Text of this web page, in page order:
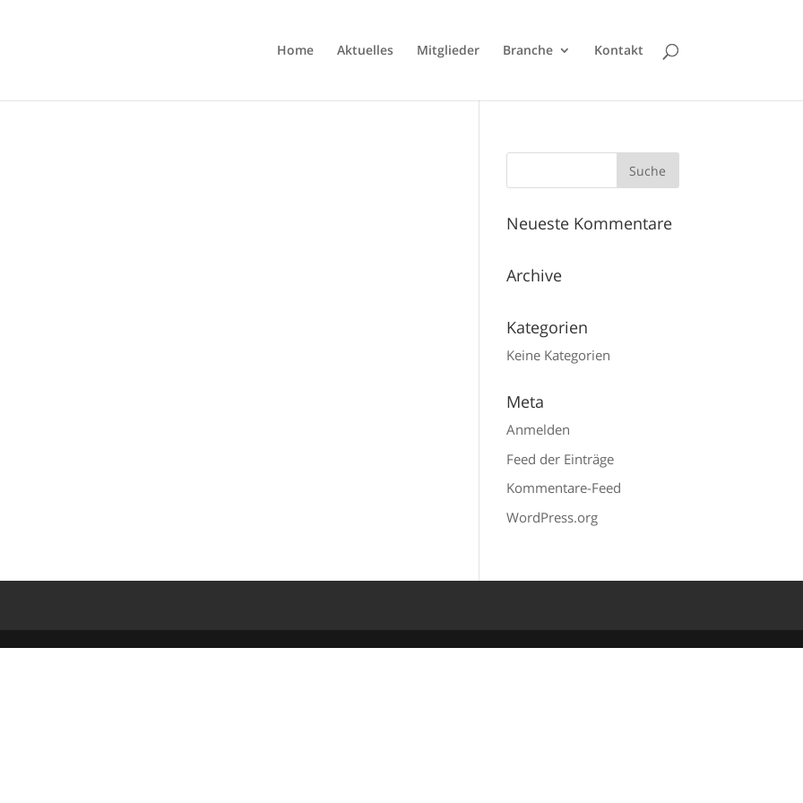
Home Aktuelles Mitglieder Branche Kontakt
Neueste Kommentare
Archive
Kategorien
Keine Kategorien
Meta
Anmelden
Feed der Einträge
Kommentare-Feed
WordPress.org